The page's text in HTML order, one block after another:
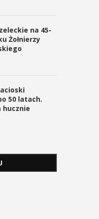
na 45-
Żołnierzy
50 latach.
hucznie